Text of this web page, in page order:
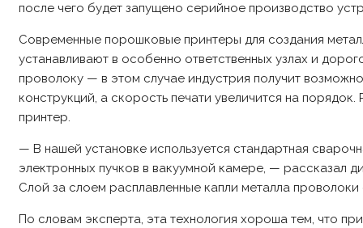
после чего будет запущено серийное производство
Современные порошковые принтеры для создания
устанавливают в особенно ответственных узлах и
проволоку — в этом случае индустрия получит
конструкций, а скорость печати увеличится на
принтер.
— В нашей установке используется стандартная
электронных пучков в вакуумной камере, — рассказал
Слой за слоем расплавленные капли металла
По словам эксперта, эта технология хороша тем, что